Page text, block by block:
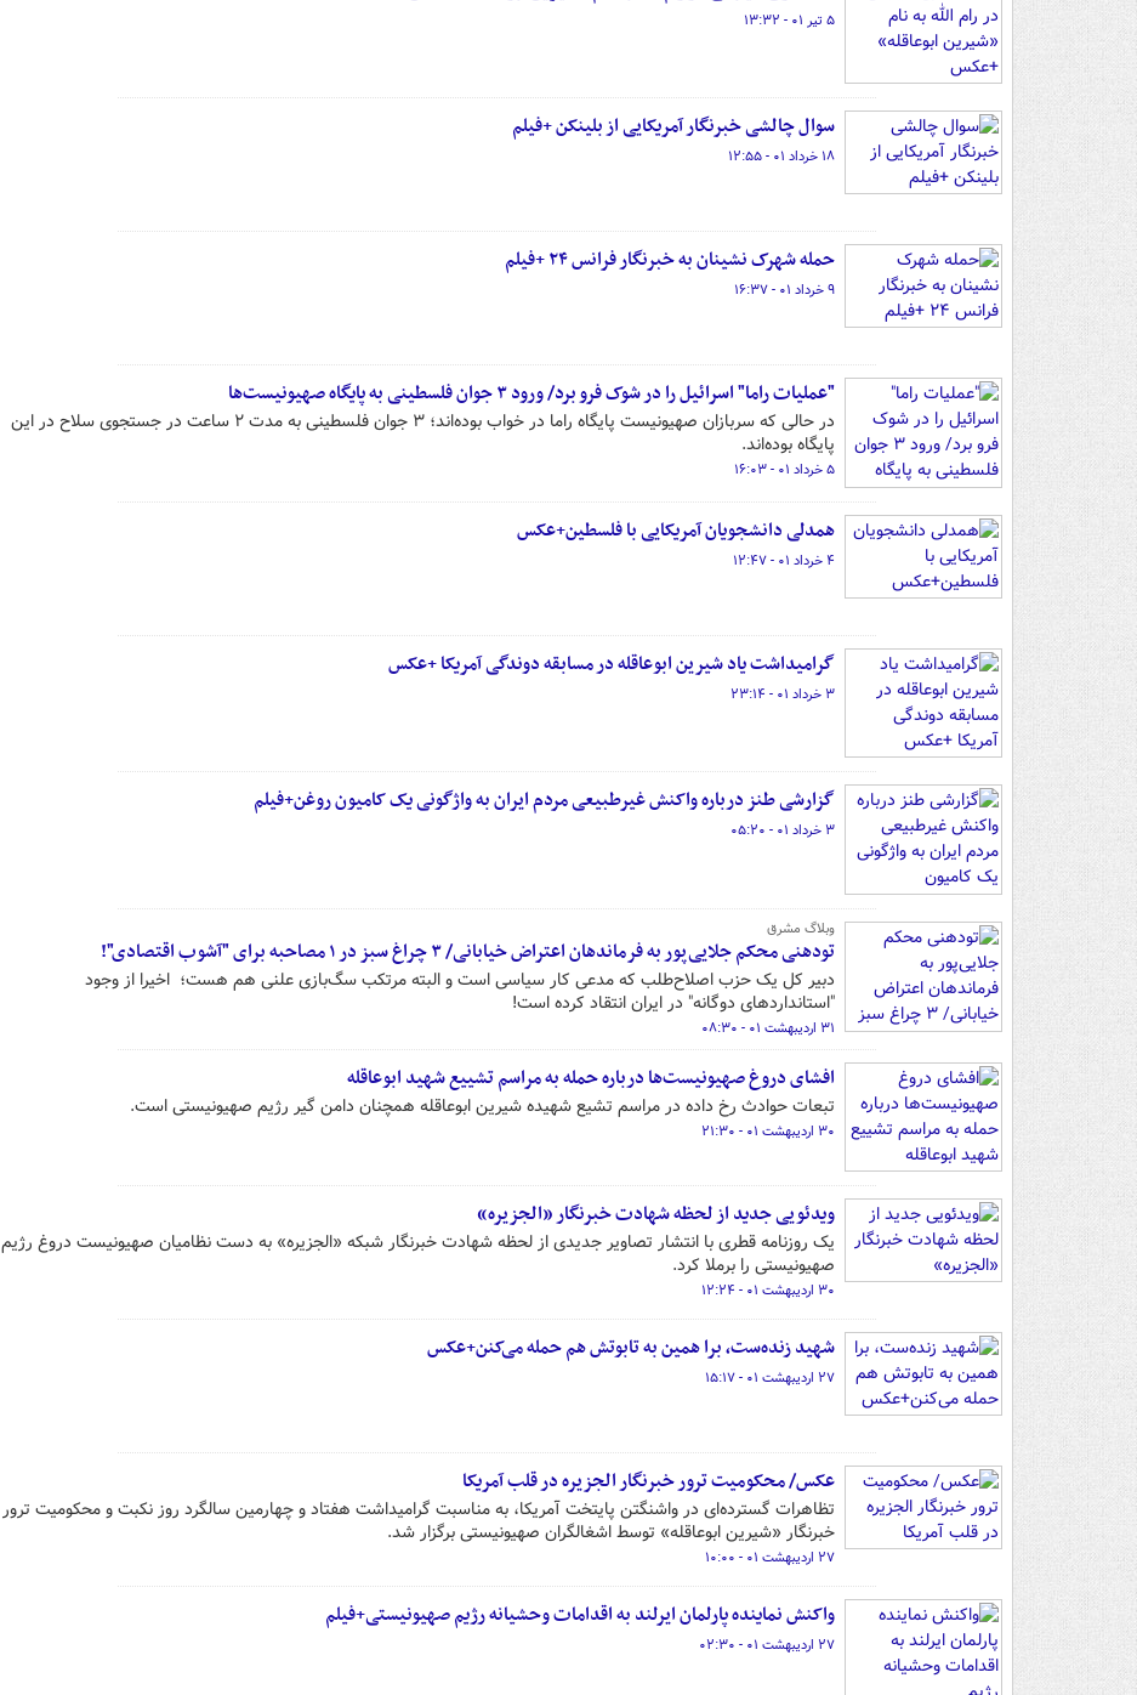
۵ تیر ۰۱ - ۱۳:۳۲
سوال چالشی خبرنگار آمریکایی از بلینکن +فیلم
۱۸ خرداد ۰۱ - ۱۲:۵۵
حمله شهرک نشینان به خبرنگار فرانس ۲۴ +فیلم
۹ خرداد ۰۱ - ۱۶:۳۷
"عملیات راما" اسرائیل را در شوک فرو برد/ ورود ۳ جوان فلسطینی به پایگاه صهیونیست‌ها
در حالی که سربازان صهیونیست پایگاه راما در خواب بوده‌اند؛ ۳ جوان فلسطینی به مدت ۲ ساعت در جستجوی سلاح در این
پایگاه بوده‌اند.
۵ خرداد ۰۱ - ۱۶:۰۳
همدلی دانشجویان آمریکایی با فلسطین+عکس
۴ خرداد ۰۱ - ۱۲:۴۷
گرامیداشت یاد شیرین ابوعاقله در مسابقه دوندگی آمریکا +عکس
۳ خرداد ۰۱ - ۲۳:۱۴
گزارشی طنز درباره واکنش غیرطبیعی مردم ایران به واژگونی یک کامیون روغن+فیلم
۳ خرداد ۰۱ - ۰۵:۲۰
وبلاگ مشرق
تودهنی محکم جلایی‌پور به فرماندهان اعتراض خیابانی/ ۳ چراغ سبز در ۱ مصاحبه برای "آشوب اقتصادی"!
دبیر کل یک حزب اصلاح‌طلب که مدعی کار سیاسی است و البته مرتکب سگ‌بازی علنی هم هست؛ ‌ اخیرا از وجود
"استانداردهای دوگانه" در ایران انتقاد کرده است!
۳۱ اردیبهشت ۰۱ - ۰۸:۳۰
افشای دروغ صهیونیست‌ها درباره حمله به مراسم تشییع شهید ابوعاقله
تبعات حوادث رخ داده در مراسم تشیع شهیده شیرین ابوعاقله همچنان دامن گیر رژیم صهیونیستی است.
۳۰ اردیبهشت ۰۱ - ۲۱:۳۰
ویدئویی جدید از لحظه شهادت خبرنگار «الجزیره»
یک روزنامه قطری با انتشار تصاویر جدیدی از لحظه شهادت خبرنگار شبکه «الجزیره» به دست نظامیان صهیونیست دروغ رژیم
صهیونیستی را برملا کرد.
۳۰ اردیبهشت ۰۱ - ۱۲:۲۴
شهید زنده‌ست، برا همین به تابوتش هم حمله می‌کنن+عکس
۲۷ اردیبهشت ۰۱ - ۱۵:۱۷
عکس/ محکومیت ترور خبرنگار الجزیره در قلب آمریکا
تظاهرات گسترده‌ای در واشنگتن پایتخت آمریکا، به مناسبت گرامیداشت هفتاد و چهارمین سالگرد روز نکبت و محکومیت ترور
خبرنگار «شیرین ابوعاقله» توسط اشغالگران صهیونیستی برگزار شد.
۲۷ اردیبهشت ۰۱ - ۱۰:۰۰
واکنش نماینده پارلمان ایرلند به اقدامات وحشیانه رژیم صهیونیستی+فیلم
۲۷ اردیبهشت ۰۱ - ۰۲:۳۰